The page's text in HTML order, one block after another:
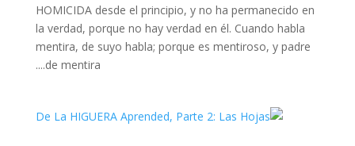
HOMICIDA desde el principio, y no ha permanecido en
la verdad, porque no hay verdad en él. Cuando habla
mentira, de suyo habla; porque es mentiroso, y padre
de mentira....